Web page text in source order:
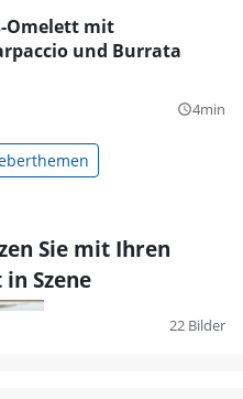
Omelett mit
und Burrata
query_builder4min
Sie mit Ihren
Szene
22 Bilder